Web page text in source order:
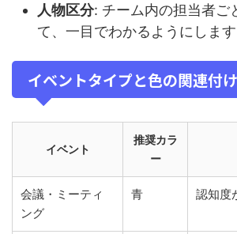
人物区分: チーム内の担当者ご
て、一目でわかるようにします
イベントタイプと色の関連付け
イベント
推奨カラ
ー
会議・ミーティ
ング
青 認知度